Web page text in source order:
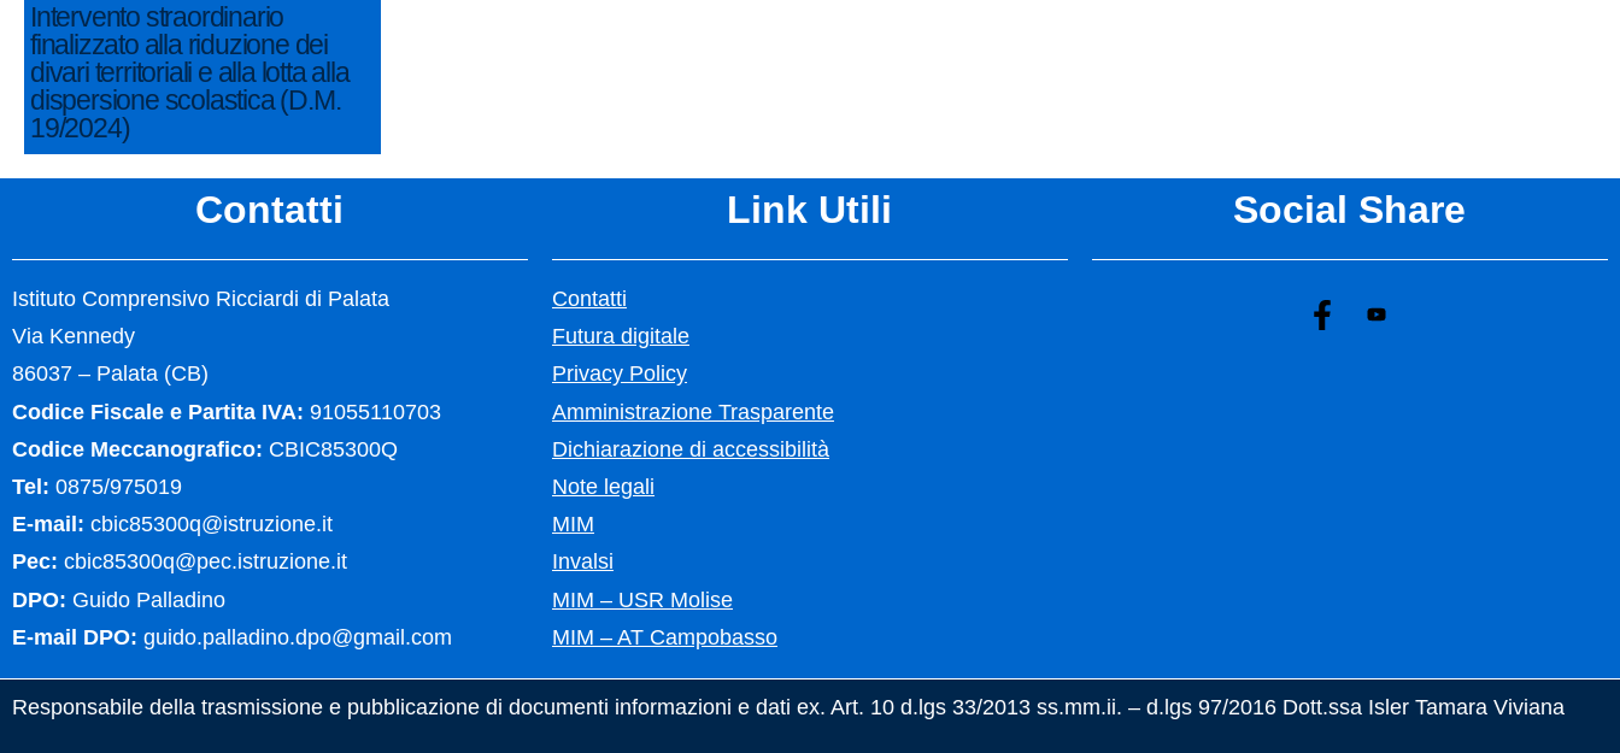
Intervento straordinario
finalizzato alla riduzione dei
divari territoriali e alla lotta alla
dispersione scolastica (D.M.
19/2024)
Contatti
Istituto Comprensivo Ricciardi di Palata
Via Kennedy
86037 – Palata (CB)
Codice Fiscale e Partita IVA: 91055110703
Codice Meccanografico: CBIC85300Q
Tel: 0875/975019
E-mail: cbic85300q@istruzione.it
Pec: cbic85300q@pec.istruzione.it
DPO: Guido Palladino
E-mail DPO: guido.palladino.dpo@gmail.com
Link Utili
Contatti
Futura digitale
Privacy Policy
Amministrazione Trasparente
Dichiarazione di accessibilità
Note legali
MIM
Invalsi
MIM – USR Molise
MIM – AT Campobasso
Social Share
Responsabile della trasmissione e pubblicazione di documenti informazioni e dati ex. Art. 10 d.lgs 33/2013 ss.mm.ii. – d.lgs 97/2016 Dott.ssa Isler Tamara Viviana